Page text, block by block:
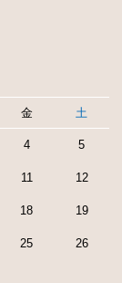
金 土
4 5
11 12
18 19
25 26